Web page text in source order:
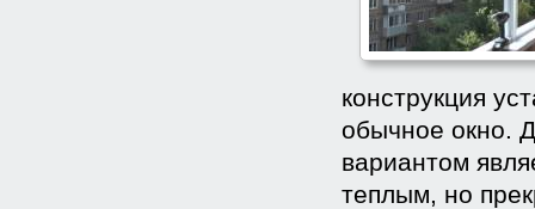
конструкция
обычное окно.
вариантом
теплым, но